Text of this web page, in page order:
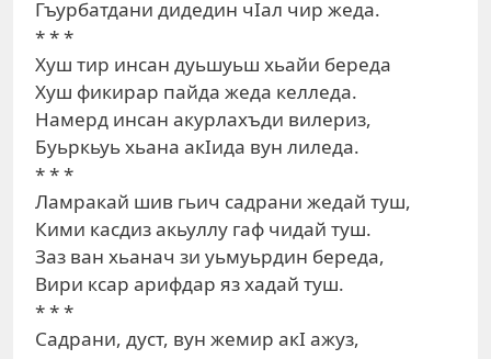
Гъурбатдани дидедин чIал чир жеда.
* * *
Хуш тир инсан дуьшуьш хьайи береда
Хуш фикирар пайда жеда келледа.
Намерд инсан акурлахъди вилериз,
Буьркьуь хьана акIида вун лиледа.
* * *
Ламракай шив гьич садрани жедай туш,
Кими касдиз акьуллу гаф чидай туш.
Заз ван хьанач зи уьмуьрдин береда,
Вири ксар арифдар яз хадай туш.
* * *
Садрани, дуст, вун жемир акI ажуз,